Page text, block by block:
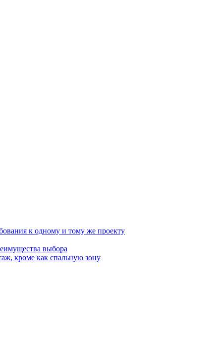
к одному и тому же проекту
выбора
кроме как спальную зону